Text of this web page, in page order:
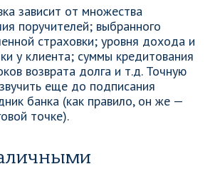
зависит от множества
поручителей; выбранного
страховки; уровня дохода и
у клиента; суммы кредитования
возврата долга и т.д. Точную
еще до подписания
банка (как правило, он же —
точке).